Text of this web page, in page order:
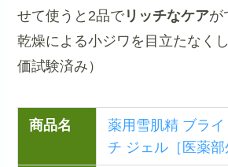
せて使うと2品でリッチなケアが
乾燥による小ジワを目立たなく
価試験済み）
商品名
薬用雪肌精 ブラ
チ ジェル［医薬部